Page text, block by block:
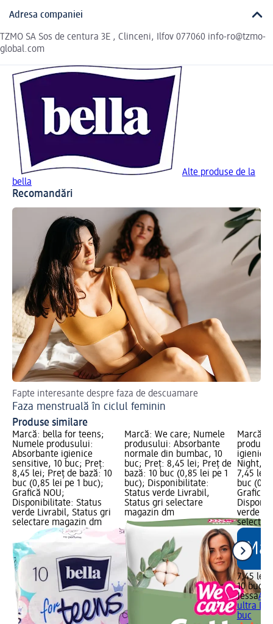
Adresa companiei
TZMO SA Sos de centura 3E , Clinceni, Ilfov 077060 info-ro@tzmo-
global.com
Alte produse de la
bella
Recomandări
Fapte interesante despre faza de descuamare
Faza menstruală în ciclul feminin
Produse similare
Marcă: bella for teens;
Numele produsului:
Absorbante igienice
sensitive, 10 buc; Preț:
8,45 lei; Preț de bază: 10
buc (0,85 lei pe 1 buc);
Grafică NOU;
Disponibilitate: Status
verde Livrabil, Status gri
selectare magazin dm
Marcă: We care; Numele
produsului: Absorbante
normale din bumbac, 10
buc; Preț: 8,45 lei; Preț de
bază: 10 buc (0,85 lei pe 1
buc); Disponibilitate:
Status verde Livrabil,
Status gri selectare
magazin dm
Marcă:
igienice
Night,
7,45 lei;
buc
Grafică
verde
7,45 lei
10 buc
Jessa
ultra
buc